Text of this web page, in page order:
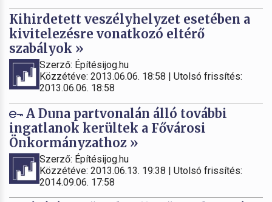
Kihirdetett veszélyhelyzet esetében a
kivitelezésre vonatkozó eltérő
szabályok »
Szerző: Építésijog.hu
Közzétéve: 2013.06.06. 18:58 | Utolsó frissítés:
2013.06.06. 18:58
A Duna partvonalán álló további
ingatlanok kerültek a Fővárosi
Önkormányzathoz »
Szerző: Építésijog.hu
Közzétéve: 2013.06.13. 19:38 | Utolsó frissítés:
2014.09.06. 17:58